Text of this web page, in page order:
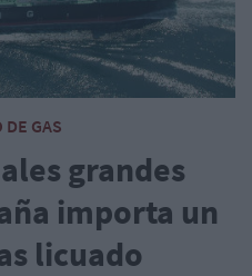
DE GAS
grandes
importa un
licuado